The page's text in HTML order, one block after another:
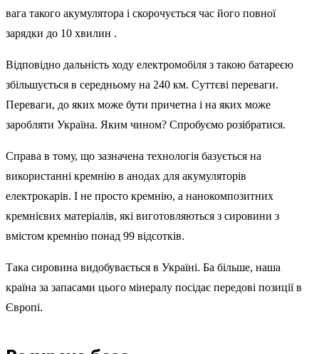
вага такого акумулятора і скорочується час його повної
зарядки до 10 хвилин .
Відповідно дальність ходу електромобіля з такою батареєю
збільшується в середньому на 240 км. Суттєві переваги.
Переваги, до яких може бути причетна і на яких може
заробляти Україна. Яким чином? Спробуємо розібратися.
Справа в тому, що зазначена технологія базується на
використанні кремнію в анодах для акумуляторів
електрокарів. І не просто кремнію, а нанокомпозитних
кремнієвих матеріалів, які виготовляються з сировини з
вмістом кремнію понад 99 відсотків.
Така сировина видобувається в Україні. Ба більше, наша
країна за запасами цього мінералу посідає передові позиції в
Європі.